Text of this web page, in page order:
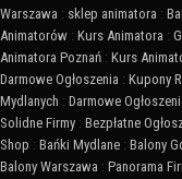
Warszawa : sklep animatora :
Animatorów : Kurs Animatora :
Animatora Poznań : Kurs
Darmowe Ogłoszenia : Kupony
Mydlanych : Darmowe
Solidne Firmy : Bezpłatne
Shop : Bańki Mydlane : Balony
Balony Warszawa : Panorama